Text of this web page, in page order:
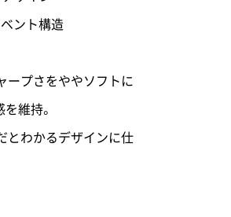
ント構造
ープさをややソフトに
維持。
とわかるデザインに仕